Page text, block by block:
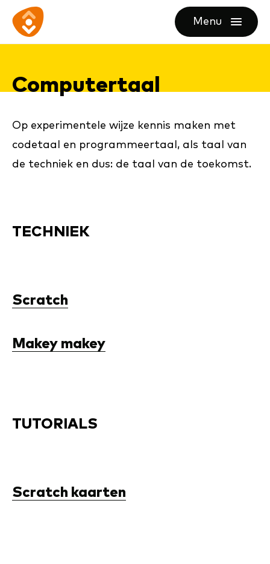
direct
content
direct
footer
Ga
naar
homepagina
Menu
openen
Com­pu­ter­taal
Op experimentele wijze kennis maken met
codetaal en programmeertaal, als taal van
de techniek en dus: de taal van de toekomst.
TECHNIEK
Scratch
Makey makey
TUTORIALS
Scratch kaarten